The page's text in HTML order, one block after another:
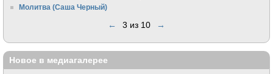
Молитва (Саша Черный)
← 3 из 10 →
Новое в медиагалерее